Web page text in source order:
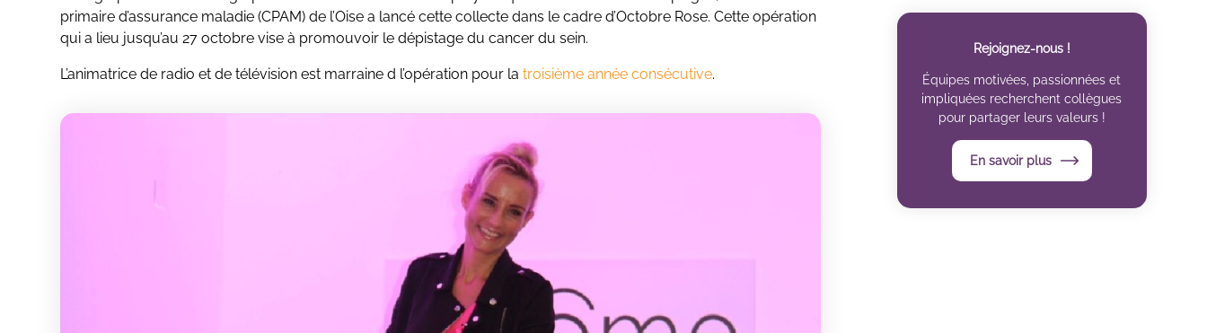
primaire d’assurance maladie (CPAM) de l’Oise a lancé cette collecte dans le cadre d’Octobre Rose. Cette opération
qui a lieu jusqu’au 27 octobre vise à promouvoir le dépistage du cancer du sein.
L’animatrice de radio et de télévision est marraine d l’opération pour latroisième année consécutive.
Rejoignez-nous !
Équipes motivées, passionnées et
impliquées recherchent collègues
pour partager leurs valeurs !
En savoir plus